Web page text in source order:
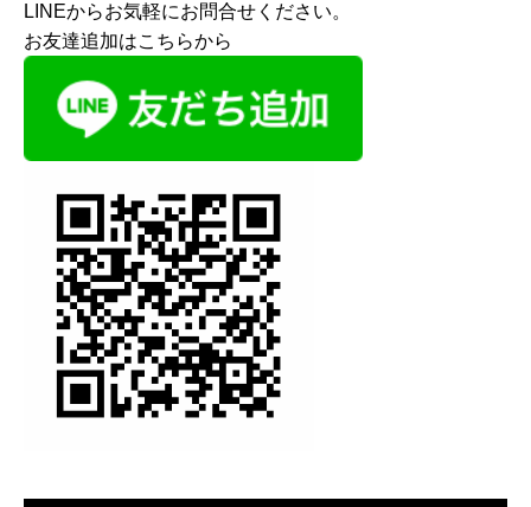
LINEからお気軽にお問合せください。
お友達追加はこちらから